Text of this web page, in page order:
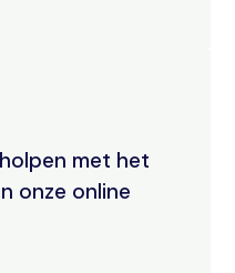
met het
onze online